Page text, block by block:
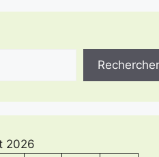
Rechercher
2026